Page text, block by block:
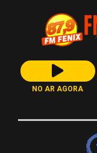
NO AR AGORA